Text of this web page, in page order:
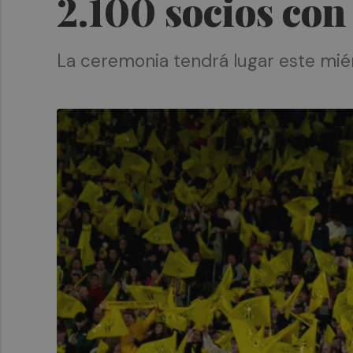
2.100 socios
La ceremonia tendrá lugar este